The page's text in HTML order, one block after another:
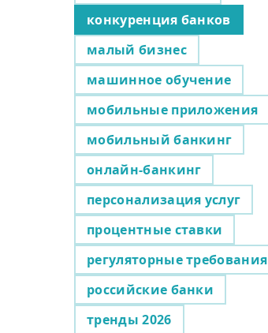
конкуренция банков
малый бизнес
машинное обучение
мобильные приложения
мобильный банкинг
онлайн-банкинг
персонализация услуг
процентные ставки
регуляторные требования
российские банки
тренды 2026